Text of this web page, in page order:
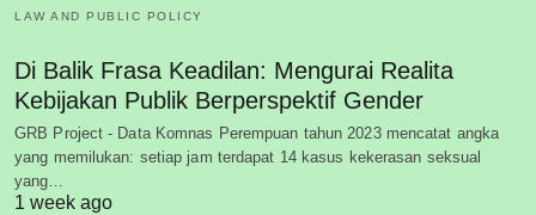
LAW AND PUBLIC POLICY
Di Balik Frasa Keadilan: Mengurai Realita
Kebijakan Publik Berperspektif Gender
GRB Project - Data Komnas Perempuan tahun 2023 mencatat angka
yang memilukan: setiap jam terdapat 14 kasus kekerasan seksual
yang…
1 week ago